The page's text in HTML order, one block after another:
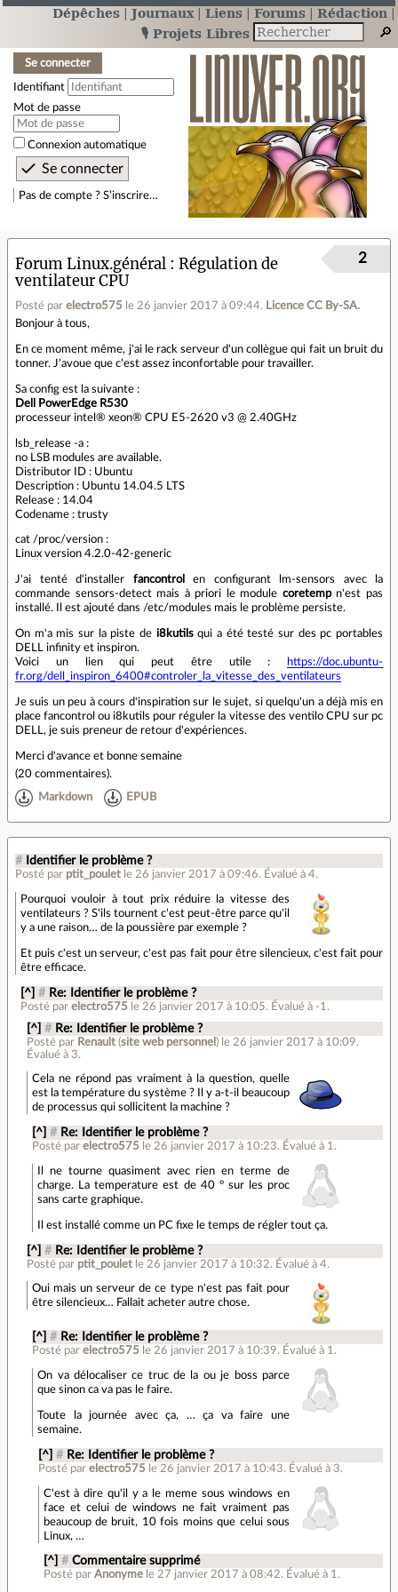
Dépêches Journaux Liens Forums
Rédaction
🎙️ Projets Libres
Se connecter
Identifiant
Mot de passe
Connexion automatique
Pas de compte ? S’inscrire…
Forum Linux.général
Régulation de
ventilateur CPU
Posté par electro575 le 26 janvier 2017 à 09:44. Licence CC By‑SA.
2
Bonjour à tous,
En ce moment même, j'ai le rack serveur d'un collègue qui fait un bruit du
tonner. J'avoue que c'est assez inconfortable pour travailler.
Sa config est la suivante :
Dell PowerEdge R530
processeur intel® xeon® CPU E5-2620 v3 @ 2.40GHz
lsb_release -a :
no LSB modules are available.
Distributor ID : Ubuntu
Description : Ubuntu 14.04.5 LTS
Release : 14.04
Codename : trusty
cat /proc/version :
Linux version 4.2.0-42-generic
J'ai tenté d'installer fancontrol
en configurant lm-sensors avec la
commande sensors-detect mais à priori le module coretempn'est pas
installé. Il est ajouté dans /etc/modules mais le problème persiste.
On m'a mis sur la piste de i8kutilsqui a été testé sur des pc portables
DELL infinity et inspiron.
Voici un lien qui peut être utile :
https://doc.ubuntu-
fr.org/dell_inspiron_6400#controler_la_vitesse_des_ventilateurs
Je suis un peu à cours d'inspiration sur le sujet, si quelqu'un a déjà mis en
place fancontrol ou i8kutils pour réguler la vitesse des ventilo CPU sur pc
DELL, je suis preneur de retour d'expériences.
Merci d'avance et bonne semaine
(20 commentaires).
Markdown EPUB
# Identifier le problème ?
Posté par ptit_poulet le 26 janvier 2017 à 09:46. Évalué à 4.
Pourquoi vouloir à tout prix réduire la vitesse des
ventilateurs ? S'ils tournent c'est peut-être parce qu'il
y a une raison… de la poussière par exemple ?
Et puis c'est un serveur, c'est pas fait pour être silencieux, c'est fait pour
être efficace.
[^] # Re: Identifier le problème ?
Posté parelectro575 le 26 janvier 2017 à 10:05. Évalué à -1 .
[^] # Re: Identifier le problème ?
Posté par Renault(site web personnel ) le 26 janvier 2017 à 10:09.
Évalué à 3.
Cela ne répond pas vraiment à la question, quelle
est la température du système ? Il y a-t-il beaucoup
de processus qui sollicitent la machine ?
[^] # Re: Identifier le problème ?
Posté parelectro575 le 26 janvier 2017 à 10:23. Évalué à 1 .
Il ne tourne quasiment avec rien en terme de
charge. La temperature est de 40 ° sur les proc
sans carte graphique.
Il est installé comme un PC fixe le temps de régler tout ça.
[^] # Re: Identifier le problème ?
Posté par ptit_poulet le 26 janvier 2017 à 10:32. Évalué à 4.
Oui mais un serveur de ce type n'est pas fait pour
être silencieux… Fallait acheter autre chose.
[^] # Re: Identifier le problème ?
Posté parelectro575 le 26 janvier 2017 à 10:39. Évalué à 1.
On va délocaliser ce truc de la ou je boss parce
que sinon ca va pas le faire.
Toute la journée avec ça, … ça va faire une
semaine.
[^] # Re: Identifier le problème ?
Posté par electro575 le 26 janvier 2017 à 10:43. Évalué à 3.
C'est à dire qu'il y a le meme sous windows en
face et celui de windows ne fait vraiment pas
beaucoup de bruit, 10 fois moins que celui sous
Linux, …
[^] # Commentaire supprimé
Posté par Anonyme le 27 janvier 2017 à 08:42.Évalué à 1.